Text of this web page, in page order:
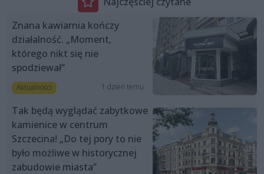
Znana kawiarnia kończy
działalność. „Moment,
którego nikt się nie
spodziewał”
Aktualności 1 dzień temu
Tak będą wyglądać zabytkowe
kamienice w centrum
Szczecina! „Do tej pory to nie
było możliwe w historycznej
zabudowie miasta”